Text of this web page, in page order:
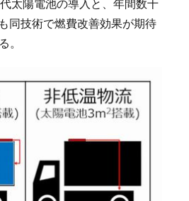
太陽電池の導入と、年間数十
同技術で燃費改善効果が期待
。